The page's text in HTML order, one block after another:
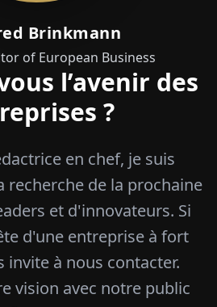
Brinkmann
of European Business
l’avenir des
?
en chef, je suis
recherche de la prochaine
et d'innovateurs. Si
d'une entreprise à fort
invite à nous contacter.
vision avec notre public